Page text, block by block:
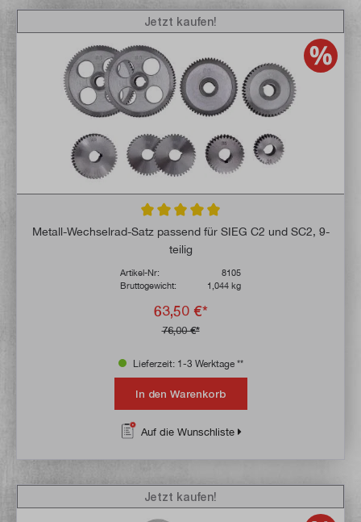
Durchschnittliche Bewertung von 5 von 5
Metall-Wechselrad-Satz passend für SIEG C2 und SC2, 9-
teilig
Artikel-Nr:
8105
Bruttogewicht:
1,044 kg
63,50 €*
76,00 €*
Jetzt kaufen!
Lieferzeit: 1-3 Werktage **
In den Warenkorb
Auf die Wunschliste
Jetzt kaufen!